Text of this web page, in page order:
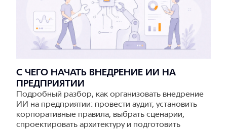
С ЧЕГО НАЧАТЬ ВНЕДРЕНИЕ ИИ НА
ПРЕДПРИЯТИИ
Подробный разбор, как организовать внедрение
ИИ на предприятии: провести аудит, установить
корпоративные правила, выбрать сценарии,
спроектировать архитектуру и подготовить